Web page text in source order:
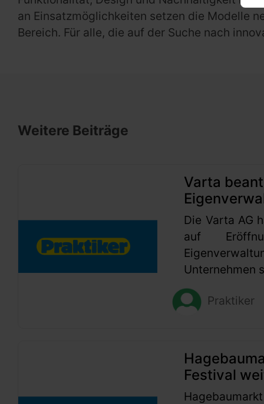
an Einsatzmöglichkeiten setzen die Modelle
Bereich. Für alle, die auf der Suche nach
Weitere Beiträge
Varta
Die Varta AG
auf
Unternehmen
Praktiker
Festival